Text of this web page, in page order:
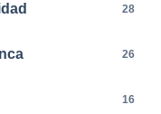
28
26
16